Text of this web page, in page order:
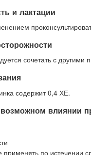
и лактации
сочетать с другими
содержит 0,4 ХЕ.
влиянии
по истечении